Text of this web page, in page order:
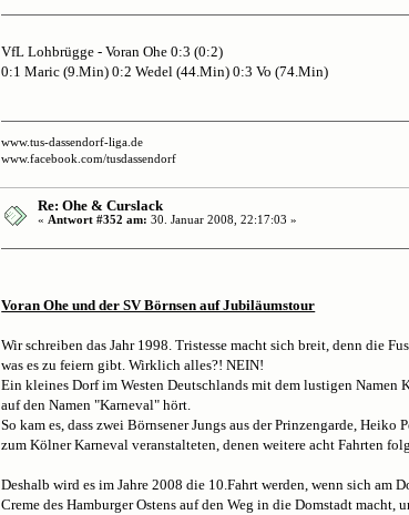
VfL Lohbrügge - Voran Ohe 0:3 (0:2)
0:1 Maric (9.Min) 0:2 Wedel (44.Min) 0:3 Vo (74.Min)
www.tus-dassendorf-liga.de
www.facebook.com/tusdassendorf
Re: Ohe & Curslack
« Antwort #352 am: 30. Januar 2008, 22:17:03 »
Voran Ohe und der SV Börnsen auf Jubiläumstour
Wir schreiben das Jahr 1998. Tristesse macht sich breit, denn die
was es zu feiern gibt. Wirklich alles?! NEIN!
Ein kleines Dorf im Westen Deutschlands mit dem lustigen
auf den Namen "Karneval" hört.
So kam es, dass zwei Börnsener Jungs aus der Prinzengarde,
zum Kölner Karneval veranstalteten, denen weitere acht Fahrten
Deshalb wird es im Jahre 2008 die 10.Fahrt werden, wenn sich am
Creme des Hamburger Ostens auf den Weg in die Domstadt macht,